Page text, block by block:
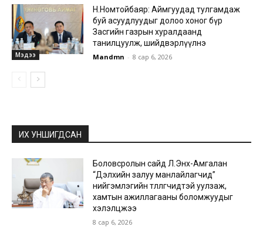
Мэдээ
Н.Номтойбаяр: Аймгуудад тулгамдаж
буй асуудлуудыг долоо хоног бүр
Засгийн газрын хуралдаанд
танилцуулж, шийдвэрлүүлнэ
Mandmn - 8 сар 6, 2026
ИХ УНШИГДСАН
Боловсролын сайд Л.Энх-Амгалан
“Дэлхийн залуу манлайлагчид”
нийгэмлэгийн төлөөлөгчидтэй уулзаж,
хамтын ажиллагааны боломжуудыг
хэлэлцжээ
8 сар 6, 2026